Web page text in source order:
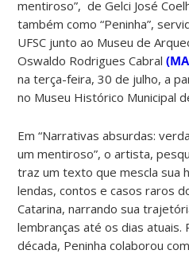
mentiroso”, de Gelci José
também como “Peninha”,
UFSC junto ao Museu de
Oswaldo Rodrigues Cabral
na terça-feira, 30 de julho, a
no Museu Histórico Municipal
Em “Narrativas absurdas:
um mentiroso”, o artista,
traz um texto que mescla sua
lendas, contos e casos raros
Catarina, narrando sua
lembranças até os dias atuais.
década, Peninha colaborou